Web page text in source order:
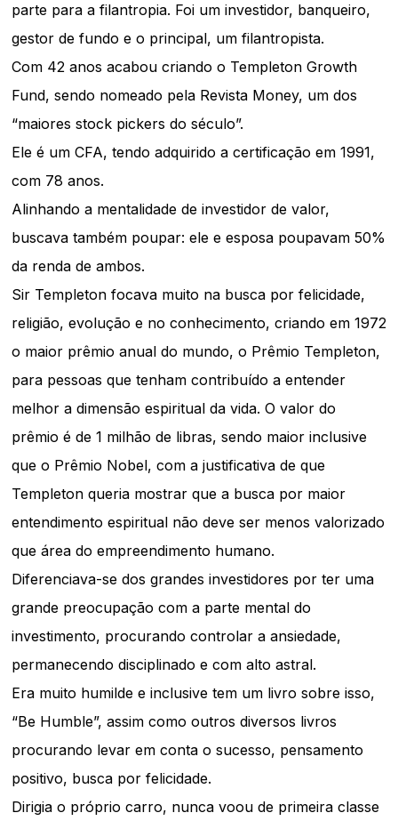
parte para a filantropia. Foi um investidor, banqueiro,
gestor de fundo e o principal, um filantropista.
Com 42 anos acabou criando o Templeton Growth
Fund, sendo nomeado pela Revista Money, um dos
“maiores stock pickers do século”.
Ele é um CFA, tendo adquirido a certificação em 1991,
com 78 anos.
Alinhando a mentalidade de investidor de valor,
buscava também poupar: ele e esposa poupavam 50%
da renda de ambos.
Sir Templeton focava muito na busca por felicidade,
religião, evolução e no conhecimento, criando em 1972
o maior prêmio anual do mundo, o Prêmio Templeton,
para pessoas que tenham contribuído a entender
melhor a dimensão espiritual da vida. O valor do
prêmio é de 1 milhão de libras, sendo maior inclusive
que o Prêmio Nobel, com a justificativa de que
Templeton queria mostrar que a busca por maior
entendimento espiritual não deve ser menos valorizado
que área do empreendimento humano.
Diferenciava-se dos grandes investidores por ter uma
grande preocupação com a parte mental do
investimento, procurando controlar a ansiedade,
permanecendo disciplinado e com alto astral.
Era muito humilde e inclusive tem um livro sobre isso,
“Be Humble”, assim como outros diversos livros
procurando levar em conta o sucesso, pensamento
positivo, busca por felicidade.
Dirigia o próprio carro, nunca voou de primeira classe